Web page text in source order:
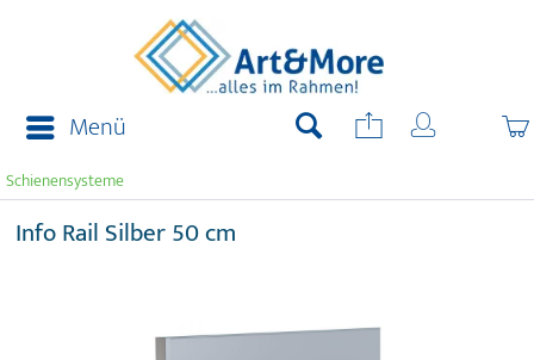
Menü
Schienensysteme
Info Rail Silber 50 cm